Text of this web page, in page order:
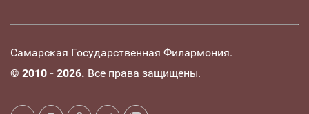
Самарская Государственная Филармония.
© 2010 - 2026. Все права защищены.